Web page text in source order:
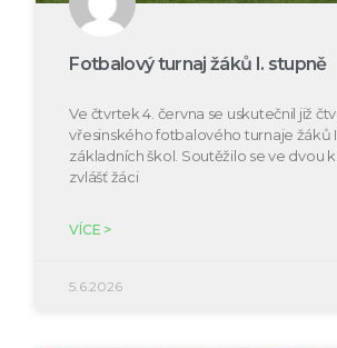
Fotbalový turnaj žáků I. stupně
Ve čtvrtek 4. června se uskutečnil již
vřesinského fotbalového turnaje žáků
základních škol. Soutěžilo se ve dvou
zvlášť žáci
VÍCE >
5.6.2026